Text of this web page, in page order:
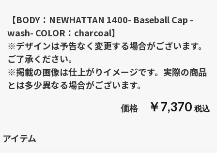
￥7,370
アイテム
【BODY：NEWHATTAN 1400- Baseball Cap -
wash- COLOR：charcoal】
※デザインは予告なく変更する場合がございます。
ご了承ください。
※掲載の画像は仕上がりイメージです。実際の商品
とは多少異なる場合がございます。